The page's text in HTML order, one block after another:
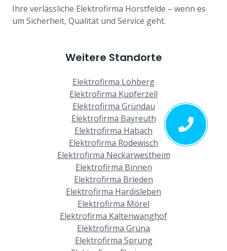
Ihre verlässliche Elektrofirma Horstfelde – wenn es
um Sicherheit, Qualität und Service geht.
Weitere Standorte
Elektrofirma Lohberg
Elektrofirma Kupferzell
Elektrofirma Gründau
Elektrofirma Bayreuth
Elektrofirma Habach
Elektrofirma Rodewisch
Elektrofirma Neckarwestheim
Elektrofirma Binnen
Elektrofirma Brieden
Elektrofirma Hardisleben
Elektrofirma Mörel
Elektrofirma Kaltenwanghof
Elektrofirma Grüna
Elektrofirma Sprung